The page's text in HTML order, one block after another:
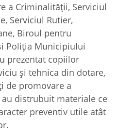
a Criminalității, Serviciul
Serviciul Rutier,
Biroul pentru
Poliția Municipiului
prezentat copiilor
și tehnica din dotare,
de promovare a
distrubuit materiale ce
preventiv utile atât